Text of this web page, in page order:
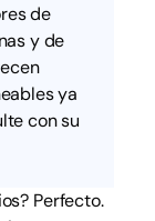
de
y de
ya
con su
Perfecto.